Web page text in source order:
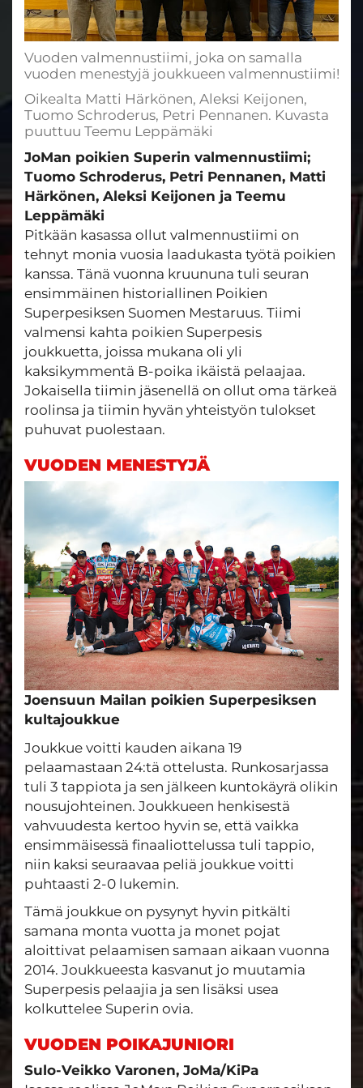
Vuoden valmennustiimi, joka on samalla
vuoden menestyjä joukkueen valmennustiimi!
Oikealta Matti Härkönen, Aleksi Keijonen,
Tuomo Schroderus, Petri Pennanen. Kuvasta
puuttuu Teemu Leppämäki
JoMan poikien Superin valmennustiimi;
Tuomo Schroderus, Petri Pennanen, Matti
Härkönen, Aleksi Keijonen ja Teemu
Leppämäki
Pitkään kasassa ollut valmennustiimi on
tehnyt monia vuosia laadukasta työtä poikien
kanssa. Tänä vuonna kruununa tuli seuran
ensimmäinen historiallinen Poikien
Superpesiksen Suomen Mestaruus. Tiimi
valmensi kahta poikien Superpesis
joukkuetta, joissa mukana oli yli
kaksikymmentä B-poika ikäistä pelaajaa.
Jokaisella tiimin jäsenellä on ollut oma tärkeä
roolinsa ja tiimin hyvän yhteistyön tulokset
puhuvat puolestaan.
VUODEN MENESTYJÄ
Joensuun Mailan poikien Superpesiksen
kultajoukkue
Joukkue voitti kauden aikana 19
pelaamastaan 24:tä ottelusta. Runkosarjassa
tuli 3 tappiota ja sen jälkeen kuntokäyrä olikin
nousujohteinen. Joukkueen henkisestä
vahvuudesta kertoo hyvin se, että vaikka
ensimmäisessä finaaliottelussa tuli tappio,
niin kaksi seuraavaa peliä joukkue voitti
puhtaasti 2-0 lukemin.
Tämä joukkue on pysynyt hyvin pitkälti
samana monta vuotta ja monet pojat
aloittivat pelaamisen samaan aikaan vuonna
2014. Joukkueesta kasvanut jo muutamia
Superpesis pelaajia ja sen lisäksi usea
kolkuttelee Superin ovia.
VUODEN POIKAJUNIORI
Sulo-Veikko Varonen, JoMa/KiPa